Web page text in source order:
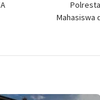
Mahasiswa